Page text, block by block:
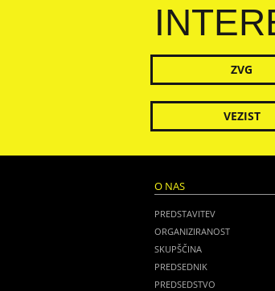
ZVG
VEZIST
O NAS
PREDSTAVITEV
ORGANIZIRANOST
SKUPŠČINA
PREDSEDNIK
PREDSEDSTVO